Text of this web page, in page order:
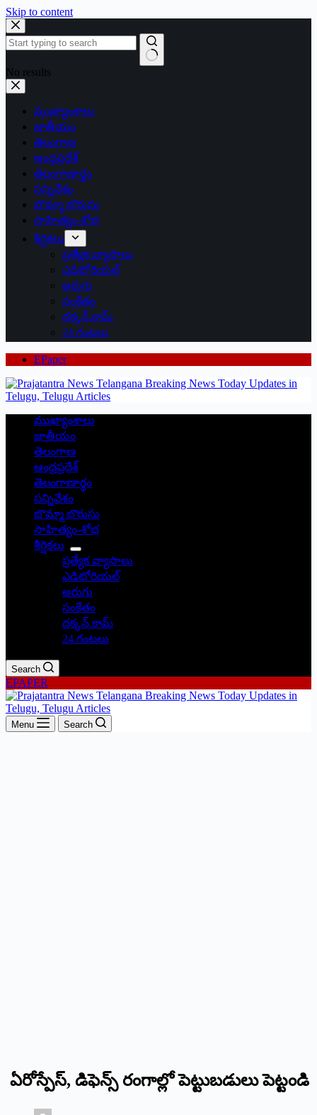
Skip to content
No results
ముఖ్యాంశాలు
జాతీయం
తెలంగాణ
ఆంధ్రప్రదేశ్
తెలంగాణార్థం
సన్నివేశం
బొమ్మా బొరుసు
సాహిత్యం-శోభ
శీర్షికలు
ప్రత్యేక వ్యాసాలు
ఎడిటోరియల్
అరుగు
సంకేతం
దక్కన్.కామ్
24 గంటలు
EPaper
ముఖ్యాంశాలు
జాతీయం
తెలంగాణ
ఆంధ్రప్రదేశ్
తెలంగాణార్థం
సన్నివేశం
బొమ్మా బొరుసు
సాహిత్యం-శోభ
శీర్షికలు
ప్రత్యేక వ్యాసాలు
ఎడిటోరియల్
అరుగు
సంకేతం
దక్కన్.కామ్
24 గంటలు
Search
EPAPER
Menu Search
ఏరోస్పేస్‌, డిఫెన్స్‌ రంగాల్లో పెట్టుబడులు పెట్టండి